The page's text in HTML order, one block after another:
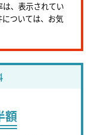
、表示されてい
ついては、お気
額